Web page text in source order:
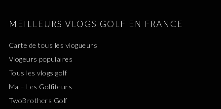
MEILLEURS VLOGS GOLF EN FRANCE
Carte de tous les vlogueurs
Vlogeurs populaires
Tous les vlogs golf
Ma – Les Golfiteurs
TwoBrothers Golf